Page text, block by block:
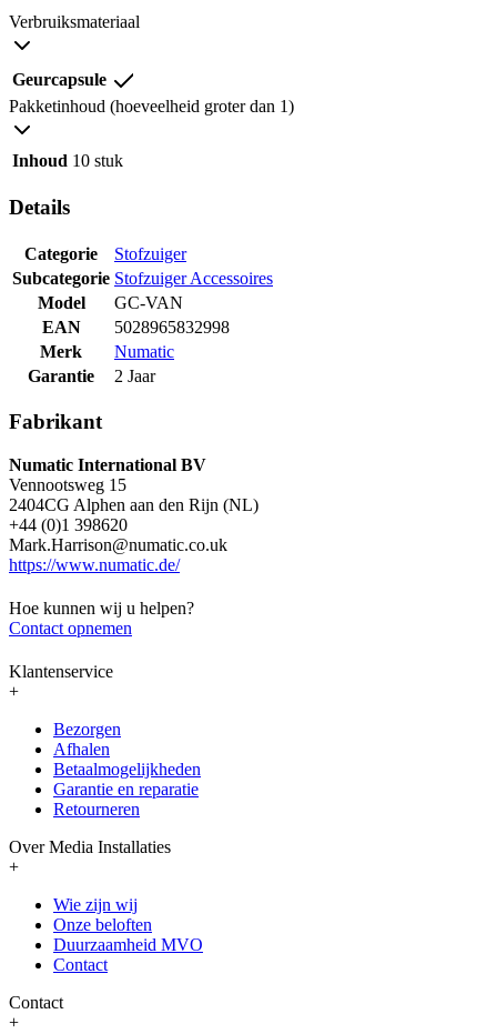
Verbruiksmateriaal
Geurcapsule
Pakketinhoud (hoeveelheid groter dan 1)
Inhoud 10 stuk
Details
Categorie
Stofzuiger
Subcategorie Stofzuiger Accessoires
Model
GC-VAN
EAN
5028965832998
Merk
Numatic
Garantie
2 Jaar
Fabrikant
Numatic International BV
Vennootsweg 15
2404CG Alphen aan den Rijn (NL)
+44 (0)1 398620
Mark.Harrison@numatic.co.uk
https://www.numatic.de/
Hoe kunnen wij u helpen?
Contact opnemen
Klantenservice
+
Bezorgen
Afhalen
Betaalmogelijkheden
Garantie en reparatie
Retourneren
Over Media Installaties
+
Wie zijn wij
Onze beloften
Duurzaamheid MVO
Contact
Contact
+